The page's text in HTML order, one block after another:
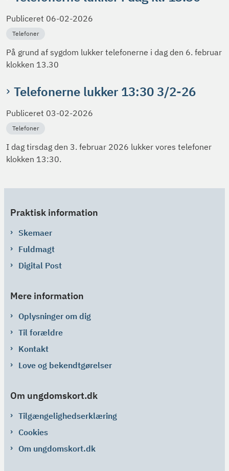
Publiceret 06-02-2026
Telefoner
På grund af sygdom lukker telefonerne i dag den 6. februar
klokken 13.30
Telefonerne lukker 13:30 3/2-26
Publiceret 03-02-2026
Telefoner
I dag tirsdag den 3. februar 2026 lukker vores telefoner
klokken 13:30.
Praktisk information
Skemaer
Fuldmagt
Digital Post
Mere information
Oplysninger om dig
Til forældre
Kontakt
Love og bekendtgørelser
Om ungdomskort.dk
Tilgængelighedserklæring
Cookies
Om ungdomskort.dk